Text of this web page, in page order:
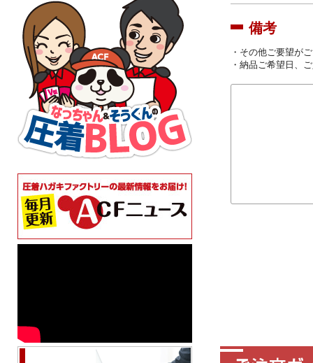
備考
・その他ご要望が
・納品ご希望日、